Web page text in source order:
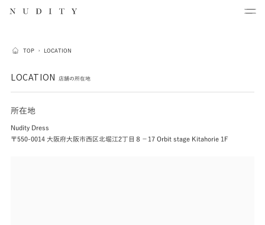
TOP › LOCATION
LOCATION 店舗の所在地
所在地
Nudity Dress
〒550-0014 大阪府大阪市西区北堀江2丁目８−17 Orbit stage Kitahorie 1F